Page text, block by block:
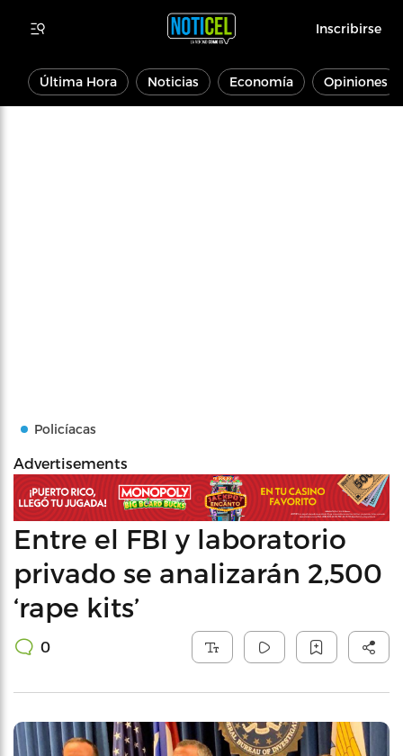
Inscribirse
Última Hora Noticias Economía Opiniones
Policíacas
Advertisements
Entre el FBI y laboratorio
privado se analizarán 2,500
‘rape kits’
0